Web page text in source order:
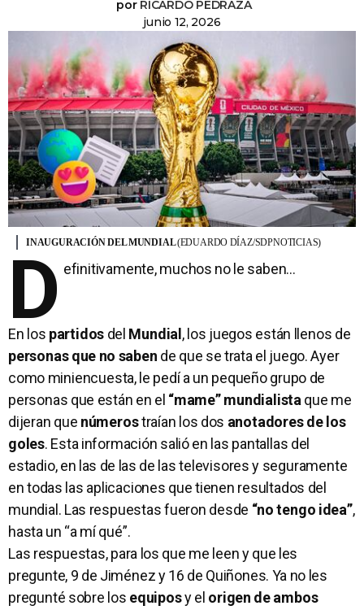
por RICARDO PEDRAZA
junio 12, 2026
INAUGURACIÓN DEL MUNDIAL(EDUARDO DÍAZ/SDPNOTICIAS)
D efinitivamente, muchos no le saben…
En los partidos del Mundial , los juegos están llenos de
personas que no saben de que se trata el juego. Ayer
como miniencuesta, le pedí a un pequeño grupo de
personas que están en el “mame” mundialistaque me
dijeran que númerostraían los dos anotadores de los
goles. Esta información salió en las pantallas del
estadio, en las de las de las televisores y seguramente
en todas las aplicaciones que tienen resultados del
mundial. Las respuestas fueron desde “no tengo idea”,
hasta un “a mí qué”.
Las respuestas, para los que me leen y que les
pregunte, 9 de Jiménez y 16 de Quiñones. Ya no les
pregunté sobre los equiposy el origen de ambos